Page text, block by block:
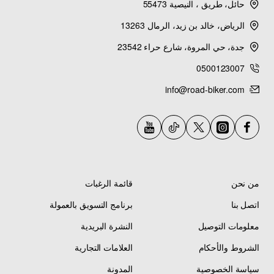
2014 YZ125 (YZ125E2) - Radiator Hose
2015 YZ125 (YZ125F2) - Radiator Hose
2016 YZ125G (YZ125G2) - Radiator Hose
2017 YZ125 (YZ125H2) - Radiator Hose
2020 YZ125 (YZ125L2) - Radiator Hose
2020 YZ125X (YZ125XL) - Radiator Hose
حائل، طريق ، النيصية 55473
الرياض، خالد بن زيد، الرمال 13263
جدة، حي المروة، شارع حراء 23542
0500123007
info@road-biker.com
من نحن
اتصل بنا
معلومات التوصيل
الشروط والأحكام
سياسة الخصوصية
قائمة الرغبات
برنامج التسويق بالعمولة
النشرة البريدية
العلامات التجارية
المدونة